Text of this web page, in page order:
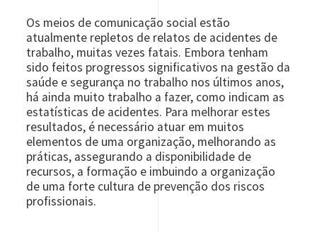
Os meios de comunicação social estão
atualmente repletos de relatos de acidentes de
trabalho, muitas vezes fatais. Embora tenham
sido feitos progressos significativos na gestão da
saúde e segurança no trabalho nos últimos anos,
há ainda muito trabalho a fazer, como indicam as
estatísticas de acidentes. Para melhorar estes
resultados, é necessário atuar em muitos
elementos de uma organização, melhorando as
práticas, assegurando a disponibilidade de
recursos, a formação e imbuindo a organização
de uma forte cultura de prevenção dos riscos
profissionais.